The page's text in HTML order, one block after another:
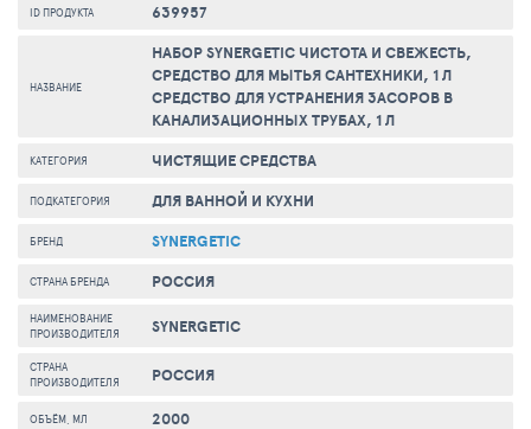
ID ПРОДУКТА 639957
НАЗВАНИЕ
НАБОР SYNERGETIC ЧИСТОТА И СВЕЖЕСТЬ,
СРЕДСТВО ДЛЯ МЫТЬЯ САНТЕХНИКИ, 1 Л
СРЕДСТВО ДЛЯ УСТРАНЕНИЯ ЗАСОРОВ В
КАНАЛИЗАЦИОННЫХ ТРУБАХ, 1 Л
КАТЕГОРИЯ ЧИСТЯЩИЕ СРЕДСТВА
ПОДКАТЕГОРИЯ ДЛЯ ВАННОЙ И КУХНИ
БРЕНД SYNERGETIC
СТРАНА БРЕНДА РОССИЯ
НАИМЕНОВАНИЕ
ПРОИЗВОДИТЕЛЯ
SYNERGETIC
СТРАНА
ПРОИЗВОДИТЕЛЯ
РОССИЯ
ОБЪЁМ, МЛ 2000